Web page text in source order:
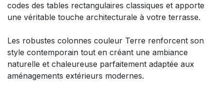
codes des tables rectangulaires classiques et apporte
une véritable touche architecturale à votre terrasse.
Les robustes colonnes couleur Terre renforcent son
style contemporain tout en créant une ambiance
naturelle et chaleureuse parfaitement adaptée aux
aménagements extérieurs modernes.